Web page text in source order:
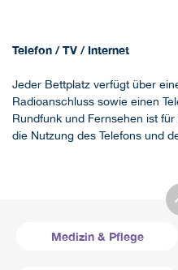
Telefon / TV / Internet
Jeder Bettplatz verfügt über
Radioanschluss sowie einen
Rundfunk und Fernsehen ist
die Nutzung des Telefons und
Medizin & Pflege